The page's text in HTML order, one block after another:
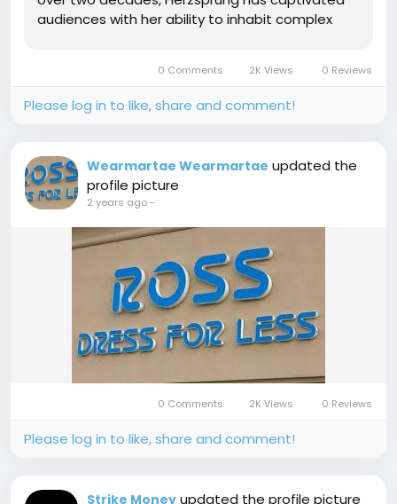
audiences with her ability to inhabit complex
her early life, career...0 Comments 2K Views 0 Reviews
Please log in to like, share and comment!
Wearmartae Wearmartae updated the
profile picture
2 years ago-
0 Comments 2K Views 0 Reviews
Please log in to like, share and comment!
Strike Money updated the profile picture